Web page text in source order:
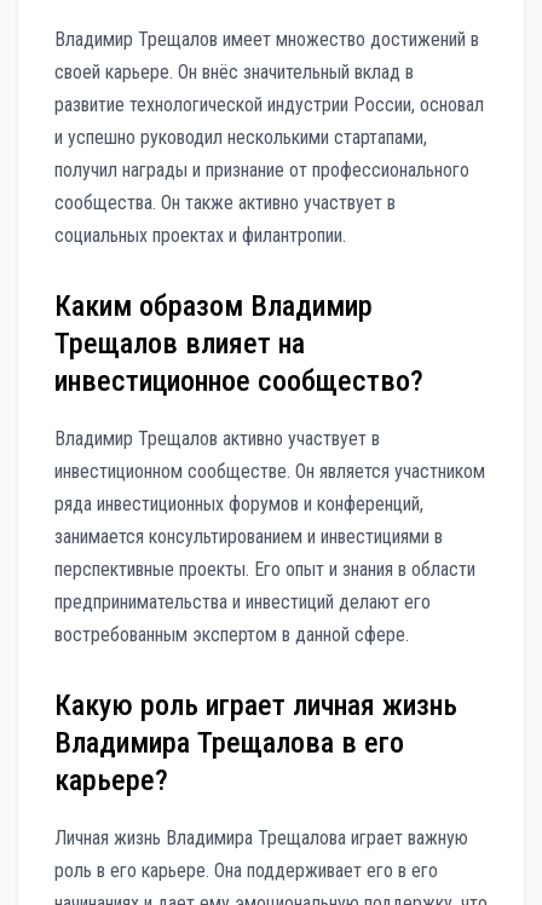
Владимир Трещалов имеет множество достижений в
своей карьере. Он внёс значительный вклад в
развитие технологической индустрии России, основал
и успешно руководил несколькими стартапами,
получил награды и признание от профессионального
сообщества. Он также активно участвует в
социальных проектах и филантропии.
Каким образом Владимир
Трещалов влияет на
инвестиционное сообщество?
Владимир Трещалов активно участвует в
инвестиционном сообществе. Он является участником
ряда инвестиционных форумов и конференций,
занимается консультированием и инвестициями в
перспективные проекты. Его опыт и знания в области
предпринимательства и инвестиций делают его
востребованным экспертом в данной сфере.
Какую роль играет личная жизнь
Владимира Трещалова в его
карьере?
Личная жизнь Владимира Трещалова играет важную
роль в его карьере. Она поддерживает его в его